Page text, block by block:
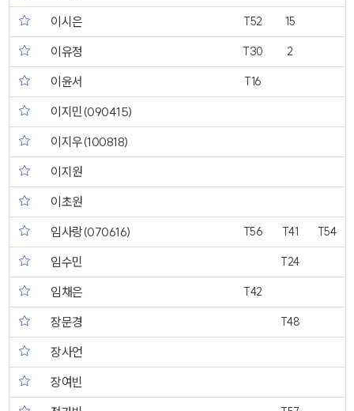
이시은
T52 15
이유정 T30 2
이윤서 T16
이지민(090415)
이지우(100818)
이지원
이초원
임사랑(070616)
T56 T41 T54
임수민 T24
임채은 T42
장문경 T48
장사언
장여빈